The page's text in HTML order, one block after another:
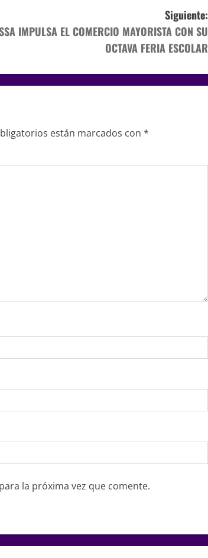
Siguiente:
IMPULSA EL COMERCIO MAYORISTA CON SU
OCTAVA FERIA ESCOLAR
están marcados con *
la próxima vez que comente.